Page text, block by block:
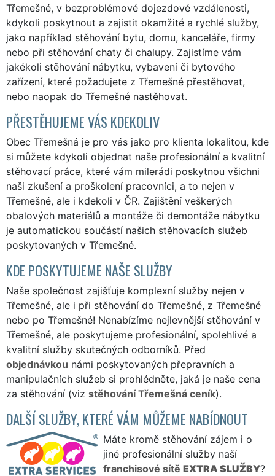
Třemešné, v bezproblémové dojezdové vzdálenosti,
kdykoli poskytnout a zajistit okamžité a rychlé služby,
jako například stěhování bytu, domu, kanceláře, firmy
nebo při stěhování chaty či chalupy. Zajistíme vám
jakékoli stěhování nábytku, vybavení či bytového
zařízení, které požadujete z Třemešné přestěhovat,
nebo naopak do Třemešné nastěhovat.
PŘESTĚHUJEME VÁS KDEKOLIV
Obec Třemešná je pro vás jako pro klienta lokalitou, kde
si můžete kdykoli objednat naše profesionální a kvalitní
stěhovací práce, které vám milerádi poskytnou všichni
naši zkušení a proškolení pracovníci, a to nejen v
Třemešné, ale i kdekoli v ČR. Zajištění veškerých
obalových materiálů a montáže či demontáže nábytku
je automatickou součástí našich stěhovacích služeb
poskytovaných v Třemešné.
KDE POSKYTUJEME NAŠE SLUŽBY
Naše společnost zajišťuje komplexní služby nejen v
Třemešné, ale i při stěhování do Třemešné, z Třemešné
nebo po Třemešné! Nenabízíme nejlevnější stěhování v
Třemešné, ale poskytujeme profesionální, spolehlivé a
kvalitní služby skutečných odborníků. Před
objednávkou námi poskytovaných přepravních a
manipulačních služeb si prohlédněte, jaká je naše cena
za stěhování (viz stěhování Třemešná ceník).
DALŠÍ SLUŽBY, KTERÉ VÁM MŮŽEME NABÍDNOUT
Máte kromě stěhování zájem i o
jiné profesionální služby naší
franchisové sítě EXTRA SLUŽBY?